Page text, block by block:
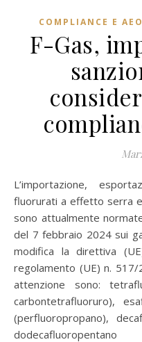
COMPLIANCE E AEO
F-Gas,
L’importazione, esportazione e produzione di gas
fluorurati a effetto serra
sono attualmente
del 7 febbraio 2024 sui
modifica la direttiva
regolamento (UE) n.
attenzione sono:
carbontetrafluoruro),
(perfluoropropano),